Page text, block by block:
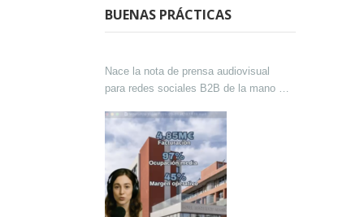
BUENAS PRÁCTICAS
Nace la nota de prensa audiovisual
para redes sociales B2B de la mano de